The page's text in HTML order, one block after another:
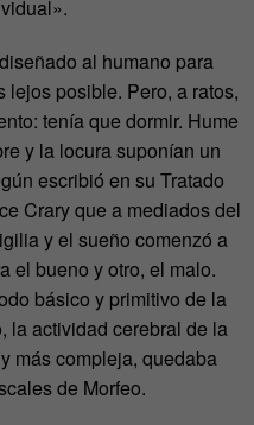
al humano para
lejos posible. Pero, a ratos,
tenía que dormir. Hume
y la locura suponían un
escribió en su Tratado
Crary que a mediados del
y el sueño comenzó a
el bueno y otro, el malo.
básico y primitivo de la
la actividad cerebral de la
más compleja, quedaba
de Morfeo.